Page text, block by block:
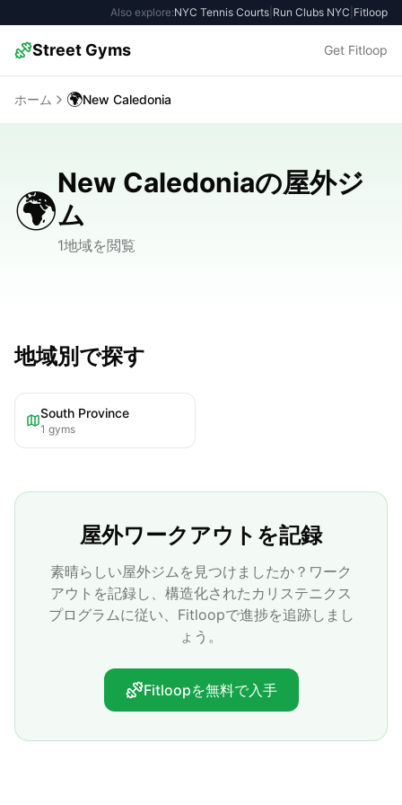
Also explore:NYC Tennis Courts Run Clubs NYC Fitloop
Street Gyms Get Fitloop
ホーム 🌍New Caledonia
🌍
New Caledoniaの屋外ジ
ム
1地域を閲覧
地域別で探す
South Province
1 gyms
屋外ワークアウトを記録
素晴らしい屋外ジムを見つけましたか？ワーク
アウトを記録し、構造化されたカリステニクス
プログラムに従い、Fitloopで進捗を追跡しまし
ょう。
Fitloopを無料で入手